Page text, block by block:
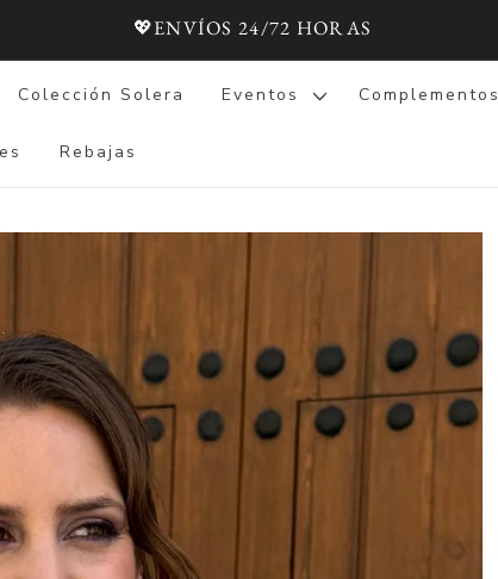
💖ENVÍOS 24/72 HORAS
Colección Solera Eventos Complementos
Rebajas